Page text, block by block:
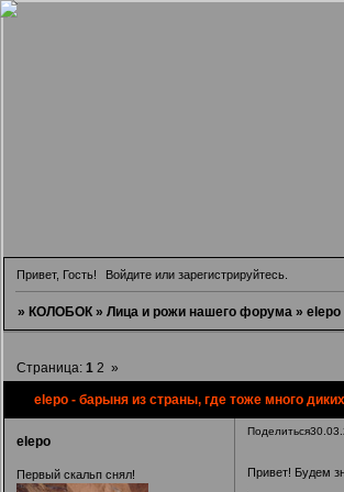
Привет, Гость! Войдите илизарегистрируйтесь
» КОЛОБОК » Лица и рожи нашего форума » elepo
elepo - барыня из страны, где тоже много
Страница: 1 2 »
Поделиться
elepo
Первый скальп снял!
Привет! Будем